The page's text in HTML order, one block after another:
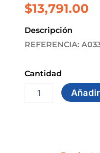
$13,791.00
Descripción
REFERENCIA:
Cantidad
GLICERINADO